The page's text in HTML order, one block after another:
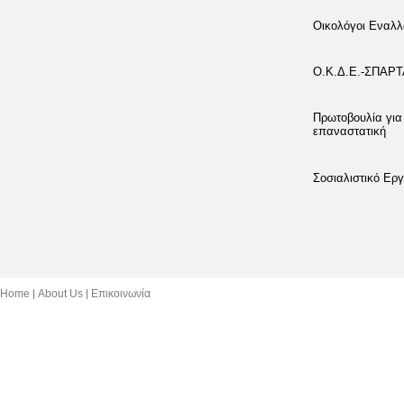
Οικολόγοι
Ο.Κ.Δ.Ε.-
Πρωτοβουλία
επαναστατική
Σοσιαλιστικό
Home About Us Επικοινωνία